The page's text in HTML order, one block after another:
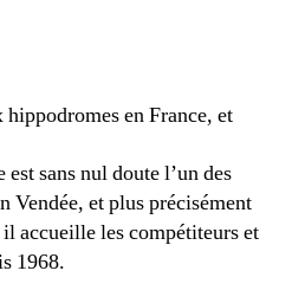
en France, et
sans nul doute l’un des
Vendée, et plus précisément
accueille les compétiteurs et
1968.